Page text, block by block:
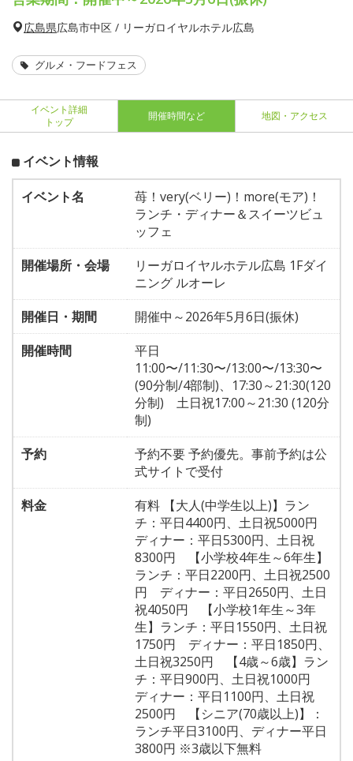
広島県広島市中区 / リーガロイヤルホテル広島
グルメ・フードフェス
イベント詳細
トップ
開催時間など 地図・アクセス
イベント情報
イベント名
苺！very(ベリー)！more(モア)！
ランチ・ディナー＆スイーツビュ
ッフェ
開催場所・会場
リーガロイヤルホテル広島 1Fダイ
ニング ルオーレ
開催日・期間
開催中～2026年5月6日(振休)
開催時間
平日
11:00〜/11:30〜/13:00〜/13:30〜
(90分制/4部制)、17:30～21:30(120
分制) 土日祝17:00～21:30 (120分
制)
予約
予約不要 予約優先。事前予約は公
式サイトで受付
料金
有料 【大人(中学生以上)】ラン
チ：平日4400円、土日祝5000円
ディナー：平日5300円、土日祝
8300円 【小学校4年生～6年生】
ランチ：平日2200円、土日祝2500
円 ディナー：平日2650円、土日
祝4050円 【小学校1年生～3年
生】ランチ：平日1550円、土日祝
1750円 ディナー：平日1850円、
土日祝3250円 【4歳～6歳】ラン
チ：平日900円、土日祝1000円
ディナー：平日1100円、土日祝
2500円 【シニア(70歳以上)】：
ランチ平日3100円、ディナー平日
3800円 ※3歳以下無料